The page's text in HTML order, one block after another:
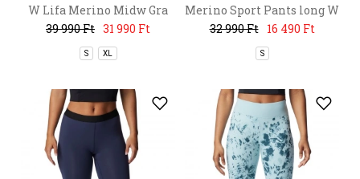
W Lifa Merino Midw Gra
Pant
39 990 Ft 31 990 Ft
S XL
Merino Sport Pants long W
32 990 Ft
16 490 Ft
S